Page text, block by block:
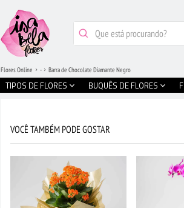
TIPOS DE FLORES BUQUÊS DE FLORES
Flores Online - Barra de Chocolate Diamante Negro
VOCÊ TAMBÉM PODE GOSTAR